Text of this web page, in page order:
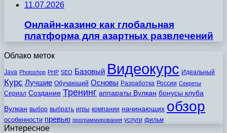
11.07.2026
Онлайн-казино как глобальная
платформа для азартных развлечений
Облако меток
Java Photoshop PHP SEO Базовый Видеокурс Идеальный
Курс Лучшие Обучающий Основы Разработка России Секреты
Сериал Создание Тренинг аппараты Вулкан бонусы клуба
Вулкан выбор выбрать игры компании начинающих обзор
особенности превью программирования услуги фильм
Интересное